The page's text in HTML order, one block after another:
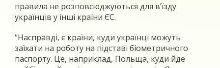
правила не розповсюджуються для в’їзду
українців у інші країни ЄС.
“Насправді, є країни, куди українці можуть
заїхати на роботу на підставі біометричного
паспорту. Це, наприклад, Польща, куди йде